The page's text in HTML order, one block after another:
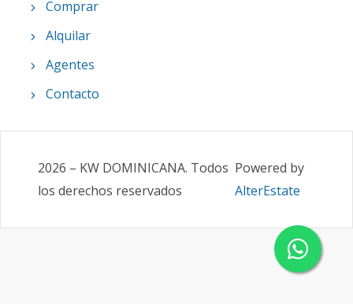
Comprar
Alquilar
Agentes
Contacto
2026 – KW DOMINICANA. Todos
los derechos reservados
Powered by
AlterEstate